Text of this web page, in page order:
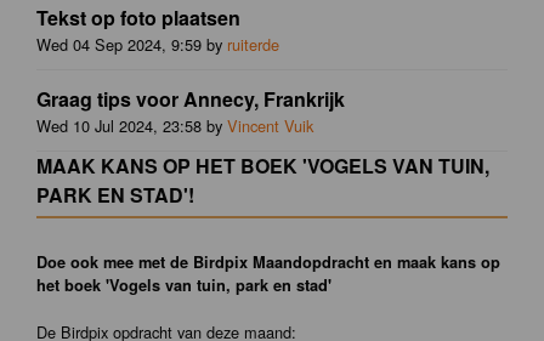
Tekst op foto plaatsen
Wed 04 Sep 2024, 9:59 by ruiterde
Graag tips voor Annecy, Frankrijk
Wed 10 Jul 2024, 23:58 by Vincent Vuik
MAAK KANS OP HET BOEK 'VOGELS VAN TUIN,
PARK EN STAD'!
Doe ook mee met de Birdpix Maandopdracht en maak kans op
het boek 'Vogels van tuin, park en stad'
De Birdpix opdracht van deze maand: